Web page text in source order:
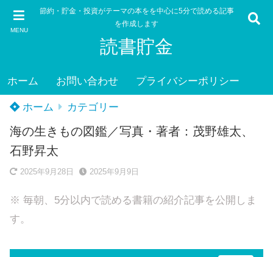
MENU
節約・貯金・投資がテーマの本をを中心に5分で読める記事
を作成します
読書貯金
ホーム お問い合わせ プライバシーポリシー
ホーム カテゴリー
海の生きもの図鑑／写真・著者：茂野雄太、
石野昇太
2025年9月28日 2025年9月9日
※ 毎朝、5分以内で読める書籍の紹介記事を公開しま
す。